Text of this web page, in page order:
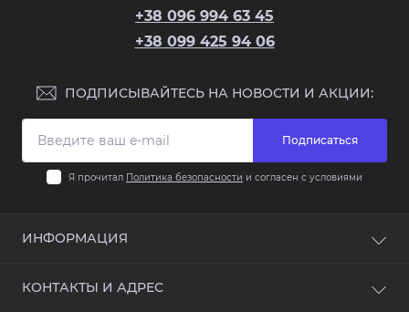
+38 096 994 63 45
+38 099 425 94 06
ПОДПИСЫВАЙТЕСЬ НА НОВОСТИ И АКЦИИ:
Подписаться
Я прочитал Политика безопасности и согласен с условиями
ИНФОРМАЦИЯ
Доставка и оплата
КОНТАКТЫ И АДРЕС